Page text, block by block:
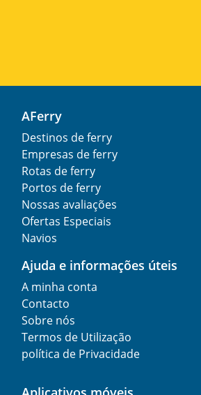
AFerry
Destinos de ferry
Empresas de ferry
Rotas de ferry
Portos de ferry
Nossas avaliações
Ofertas Especiais
Navios
Ajuda e informações úteis
A minha conta
Contacto
Sobre nós
Termos de Utilização
política de Privacidade